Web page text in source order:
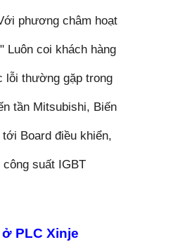
phương châm hoạt
Luôn coi khách hàng
lỗi thường gặp trong
tần Mitsubishi, Biến
Board điều khiển,
công suất IGBT
PLC Xinje